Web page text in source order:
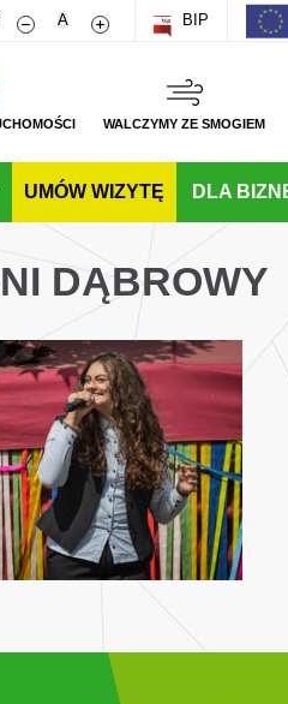
Zmniejsz rozmiar czcionki
A Zwiększ rozmiar czcionki
BIP
WALCZYMY ZE SMOGIEM
UMÓW WIZYTĘ DLA
DĄBROWY